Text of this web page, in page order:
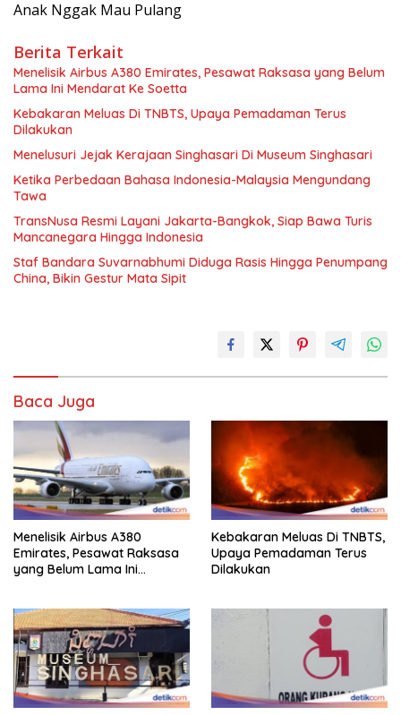
Anak Nggak Mau Pulang
Berita Terkait
Menelisik Airbus A380 Emirates, Pesawat Raksasa yang Belum
Lama Ini Mendarat Ke Soetta
Kebakaran Meluas Di TNBTS, Upaya Pemadaman Terus
Dilakukan
Menelusuri Jejak Kerajaan Singhasari Di Museum Singhasari
Ketika Perbedaan Bahasa Indonesia-Malaysia Mengundang
Tawa
TransNusa Resmi Layani Jakarta-Bangkok, Siap Bawa Turis
Mancanegara Hingga Indonesia
Staf Bandara Suvarnabhumi Diduga Rasis Hingga Penumpang
China, Bikin Gestur Mata Sipit
Baca Juga
Menelisik Airbus A380
Emirates, Pesawat Raksasa
yang Belum Lama Ini
Kebakaran Meluas Di TNBTS,
Upaya Pemadaman Terus
Dilakukan